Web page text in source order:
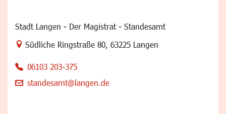
Stadt Langen - Der Magistrat - Standesamt
Link zur Google-Maps Navigation
Südliche Ringstraße 80, 63225 Langen
06103 203-375
standesamt@langen.de